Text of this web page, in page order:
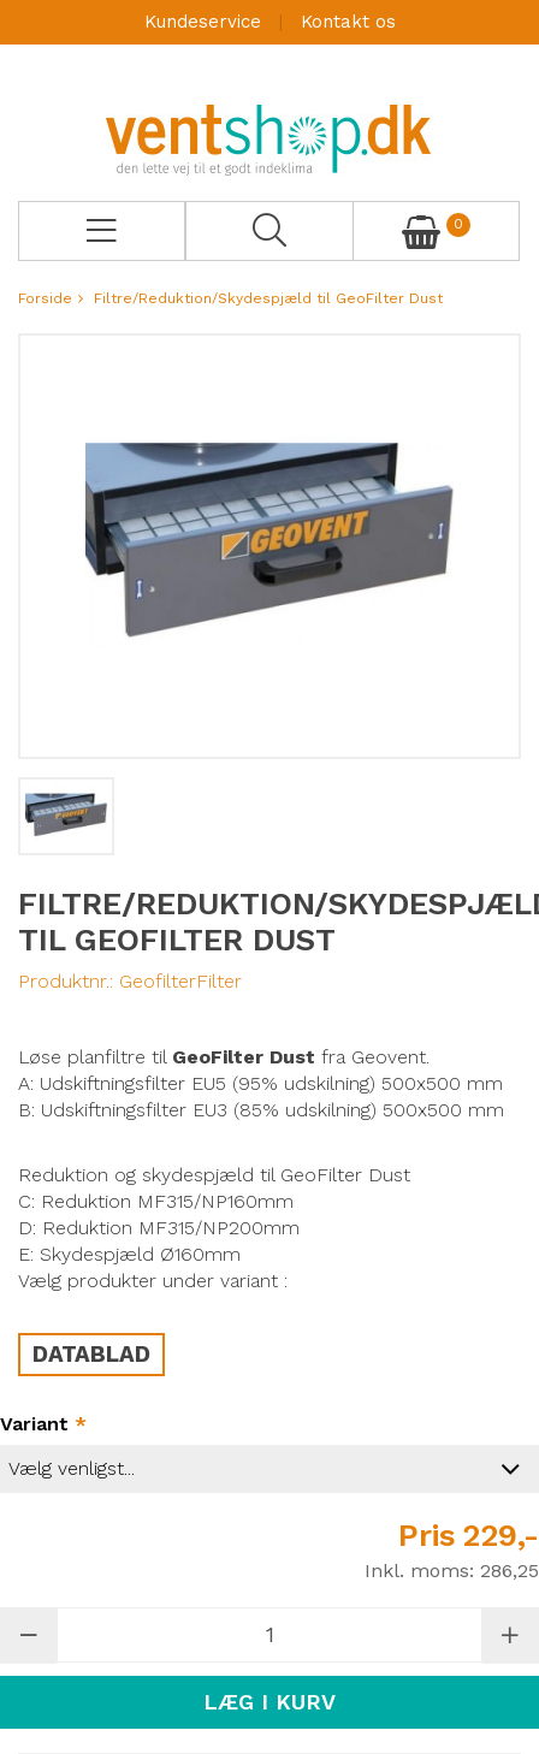
Kundeservice Kontakt os
0
Forside Filtre/Reduktion/Skydespjæld til GeoFilter Dust
FILTRE/REDUKTION/
TIL GEOFILTER DUST
Produktnr.: GeofilterFilter
Løse planfiltre til GeoFilter Dust fra Geovent.
A: Udskiftningsfilter EU5 (95% udskilning) 500x500 mm
B: Udskiftningsfilter EU3 (85% udskilning) 500x500 mm
Reduktion og skydespjæld til GeoFilter Dust
C: Reduktion MF315/NP160mm
D: Reduktion MF315/NP200mm
E: Skydespjæld Ø160mm
Vælg produkter under variant :
DATABLAD
Variant *
Pris 229,-
Inkl. moms: 286,25
LÆG I KURV